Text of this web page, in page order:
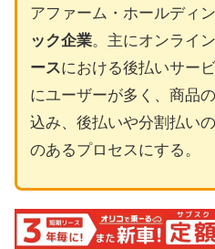
アファーム・ホールディ
ック企業。主にオンライ
ースにおける後払いサー
にユーザーが多く、商品
込み、後払いや分割払い
のあるプロセスにする。